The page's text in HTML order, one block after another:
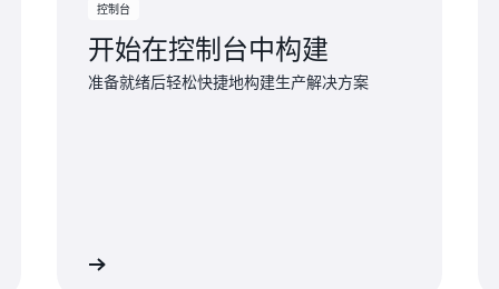
控制台
开始在控制台中构建
准备就绪后轻松快捷地构建生产解决方案